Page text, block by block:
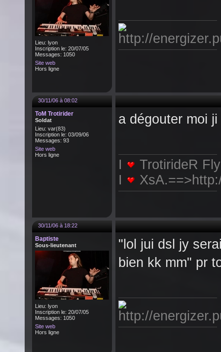
Lieu: lyon
Inscription le: 20/07/05
Messages: 1050
Site web
Hors ligne
30/11/06 à 08:02
ToM Trotirider
Soldat
Lieu: var(83)
Inscription le: 03/09/06
Messages: 93
Site web
Hors ligne
a dégouter moi
I
TrotirideR
I
30/11/06 à 18:22
Baptiste
Sous-lieutenant
Lieu: lyon
Inscription le: 20/07/05
Messages: 1050
Site web
Hors ligne
"lol jui dsl jy
bien kk mm" pr